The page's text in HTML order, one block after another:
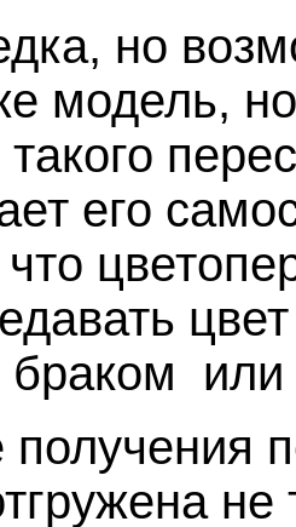
но
модель,
его
браком или
получения